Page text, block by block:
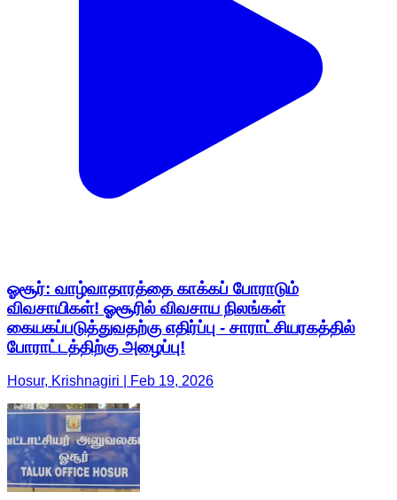
ஓசூர்: வாழ்வாதாரத்தை காக்கப் போராடும்
விவசாயிகள்! ஓசூரில் விவசாய நிலங்கள்
கையகப்படுத்துவதற்கு எதிர்ப்பு - சாராட்சியரகத்தில்
போராட்டத்திற்கு அழைப்பு!
Hosur, Krishnagiri | Feb 19, 2026